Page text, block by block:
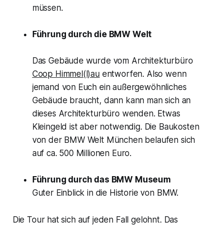
müssen.
Führung durch die BMW Welt
Das Gebäude wurde vom Architekturbüro
Coop Himmel(l)auentworfen. Also wenn
jemand von Euch ein außergewöhnliches
Gebäude braucht, dann kann man sich an
dieses Architekturbüro wenden. Etwas
Kleingeld ist aber notwendig. Die Baukosten
von der BMW Welt München belaufen sich
auf ca. 500 Millionen Euro.
Führung durch das BMW Museum
Guter Einblick in die Historie von BMW.
Die Tour hat sich auf jeden Fall gelohnt. Das